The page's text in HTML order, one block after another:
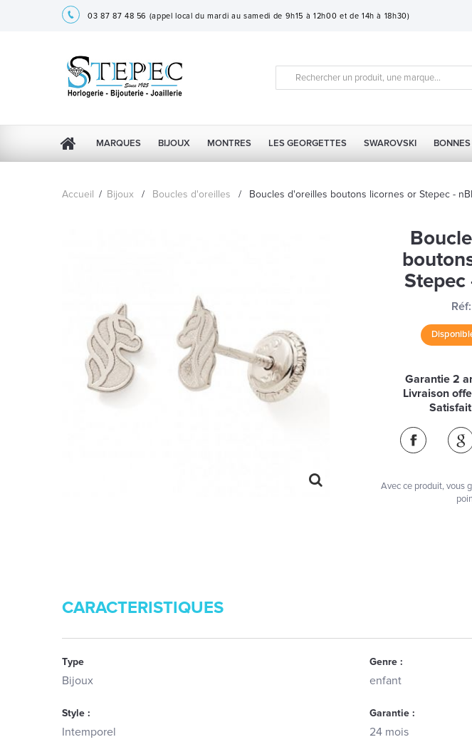
03 87 87 48 56 (appel local du mardi au samedi de 9h15 à 12h00 et de 14h à 18h30)
MARQUES BIJOUX MONTRES LES GEORGETTES SWAROVSKI
Accueil / Bijoux / Boucles d'oreilles / Boucles d'oreilles boutons licornes or Stepec -
Stepec
Réf:
Garantie 2
Livraison
Avec ce produit, vous
CARACTERISTIQUES
Type
Bijoux
Genre :
enfant
Style :
Intemporel
Garantie :
24 mois